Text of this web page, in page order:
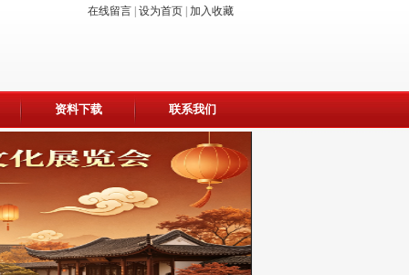
在线留言 设为首页 加入收藏
资料下载 联系我们